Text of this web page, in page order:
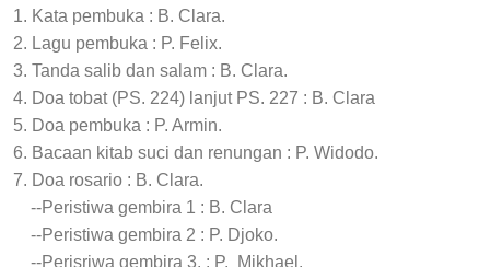
1. Kata pembuka : B. Clara.
2. Lagu pembuka : P. Felix.
3. Tanda salib dan salam : B. Clara.
4. Doa tobat (PS. 224) lanjut PS. 227 : B. Clara
5. Doa pembuka : P. Armin.
6. Bacaan kitab suci dan renungan : P. Widodo.
7. Doa rosario : B. Clara.
--Peristiwa gembira 1 : B. Clara
--Peristiwa gembira 2 : P. Djoko.
--Perisriwa gembira 3. : P. Mikhael.